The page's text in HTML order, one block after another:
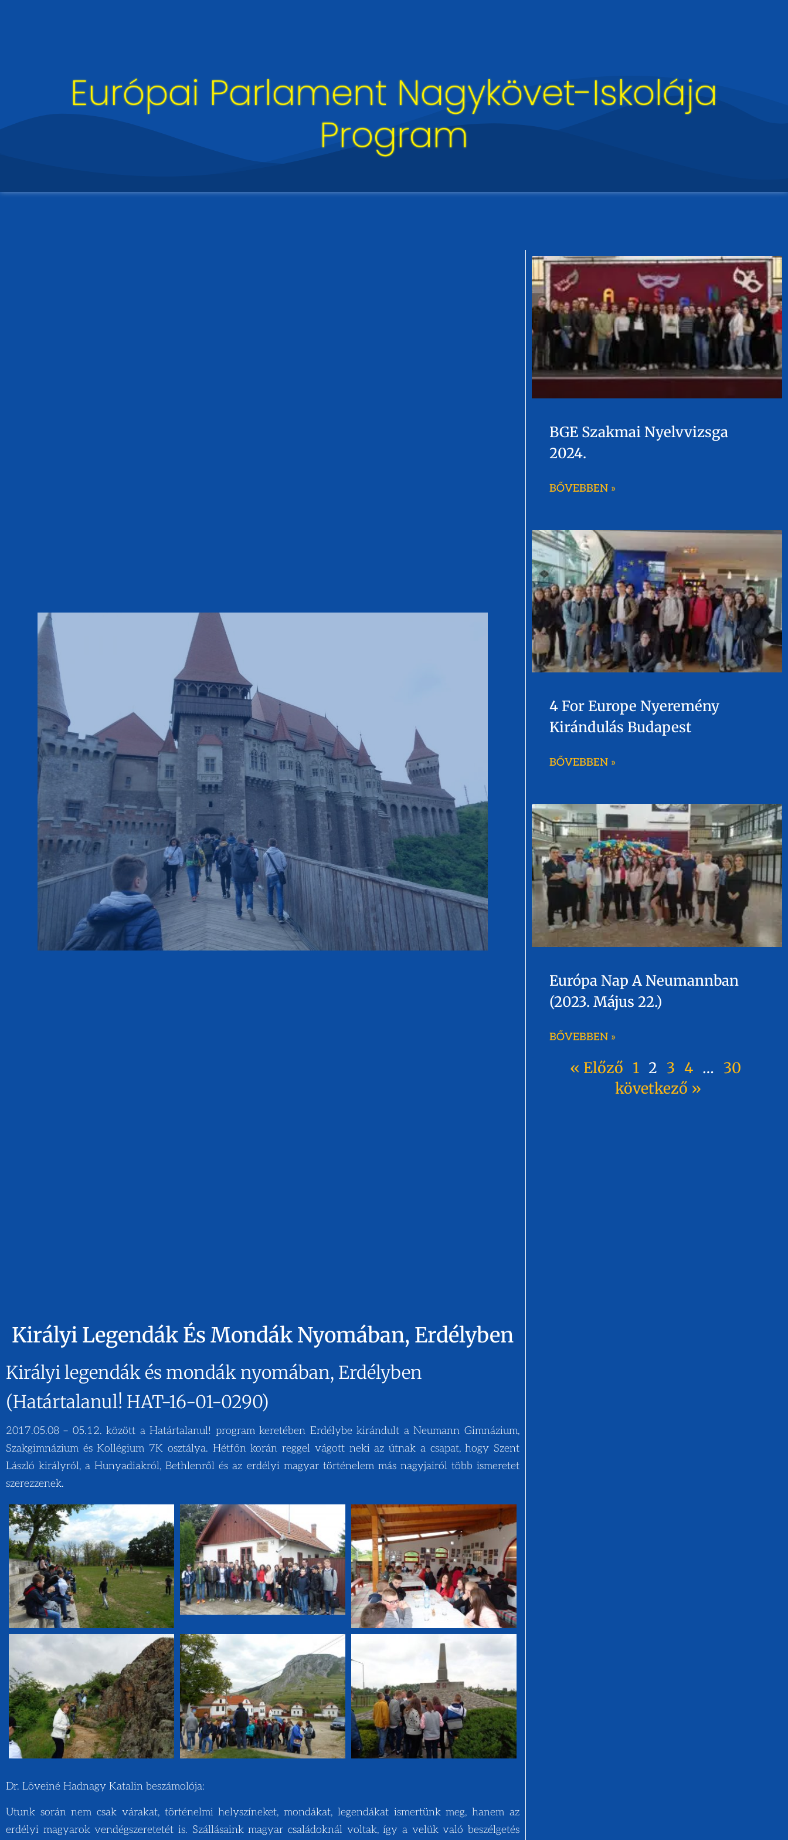
Európai Parlament Nagykövet-Iskolája
Program
Királyi Legendák És Mondák Nyomában, Erdélyben
Királyi legendák és mondák nyomában, Erdélyben
(Határtalanul! HAT-16-01-0290)
2017.05.08 – 05.12. között a Határtalanul! program keretében Erdélybe kirándult a Neumann Gimnázium,
Szakgimnázium és Kollégium 7K osztálya. Hétfőn korán reggel vágott neki az útnak a csapat, hogy Szent
László királyról, a Hunyadiakról, Bethlenről és az erdélyi magyar történelem más nagyjairól több ismeretet
szerezzenek.
Dr. Löveiné Hadnagy Katalin beszámolója:
Utunk során nem csak várakat, történelmi helyszíneket, mondákat, legendákat ismertünk meg, hanem az
erdélyi magyarok vendégszeretetét is. Szállásaink magyar családoknál voltak, így a velük való beszélgetés
BGE Szakmai Nyelvvizsga
2024.
BŐVEBBEN »
4 For Europe Nyeremény
Kirándulás Budapest
BŐVEBBEN »
Európa Nap A Neumannban
(2023. Május 22.)
BŐVEBBEN »
« Előző 1 2 3 4 … 30
következő »